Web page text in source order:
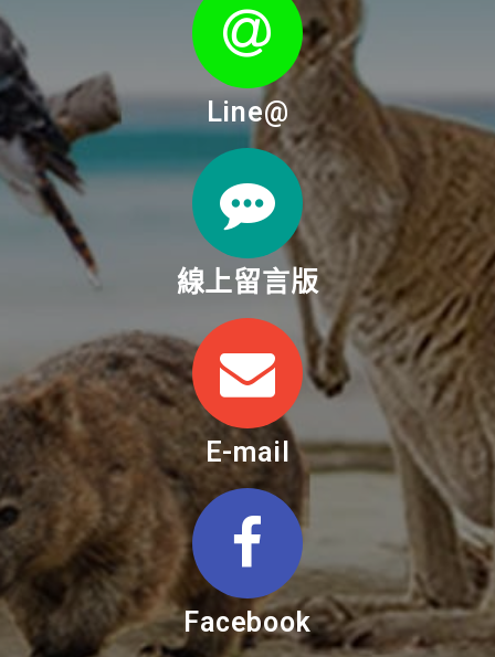
Line@
線上留言版
E-mail
Facebook